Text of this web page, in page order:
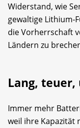
Widerstand, wie
gewaltige Lithium-
die Vorherrschaft
Ländern zu
Lang,
Immer mehr
weil ihre Kapazität